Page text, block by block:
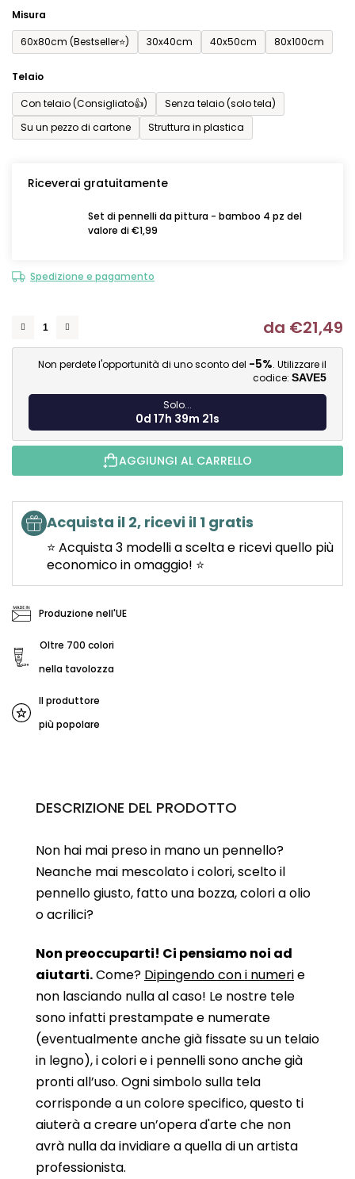
Misura
60x80cm (Bestseller⭐)
30x40cm 40x50cm 80x100cm
Telaio
Con telaio (Consigliato👍)
Senza telaio (solo tela)
Su un pezzo di cartone
Struttura in plastica
Riceverai gratuitamente
Set di pennelli da pittura - bamboo 4 pz del
valore di €1,99
Spedizione e pagamento
da €21,49
Non perdete l'opportunità di uno sconto del -5%. Utilizzare il
codice: SAVE5
Solo...
0d 17h 39m 20s
AGGIUNGI AL CARRELLO
Acquista il 2, ricevi il 1 gratis
⭐ Acquista 3 modelli a scelta e ricevi quello più
economico in omaggio! ⭐
Produzione nell'UE
Oltre 700 colori
nella tavolozza
Il produttore
più popolare
DESCRIZIONE DEL PRODOTTO
Non hai mai preso in mano un pennello?
Neanche mai mescolato i colori, scelto il
pennello giusto, fatto una bozza, colori a olio
o acrilici?
Non preoccuparti! Ci pensiamo noi ad
aiutarti.Come? Dipingendo con i numerie
non lasciando nulla al caso! Le nostre tele
sono infatti prestampate e numerate
(eventualmente anche già fissate su un telaio
in legno), i colori e i pennelli sono anche già
pronti all’uso. Ogni simbolo sulla tela
corrisponde a un colore specifico, questo ti
aiuterà a creare un’opera d'arte che non
avrà nulla da invidiare a quella di un artista
professionista.